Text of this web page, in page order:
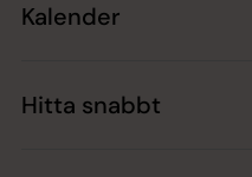
Kalender
Hitta snabbt